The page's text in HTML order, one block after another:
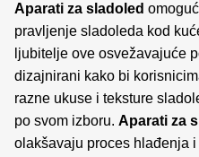
Aparati za sladoled
pravljenje sladoleda kod
ljubitelje ove osvežavajuće
dizajnirani kako bi
razne ukuse i teksture
po svom izboru. Aparati za
olakšavaju proces hlađenja